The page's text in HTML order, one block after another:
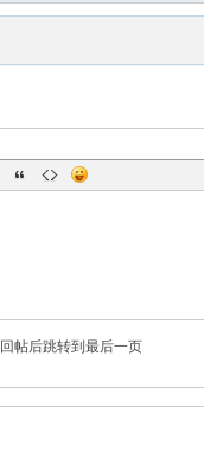
回帖后跳转到最后一页